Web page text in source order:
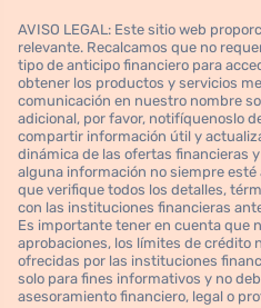
AVISO LEGAL: Este sitio web
relevante. Recalcamos que no
tipo de anticipo financiero para
obtener los productos y servicios
comunicación en nuestro nombre
adicional, por favor, notifíquenoslo
compartir información útil y
dinámica de las ofertas financieras
alguna información no siempre
que verifique todos los detalles,
con las instituciones financieras
Es importante tener en cuenta que
aprobaciones, los límites de crédito
ofrecidas por las instituciones
solo para fines informativos y no
asesoramiento financiero, legal o